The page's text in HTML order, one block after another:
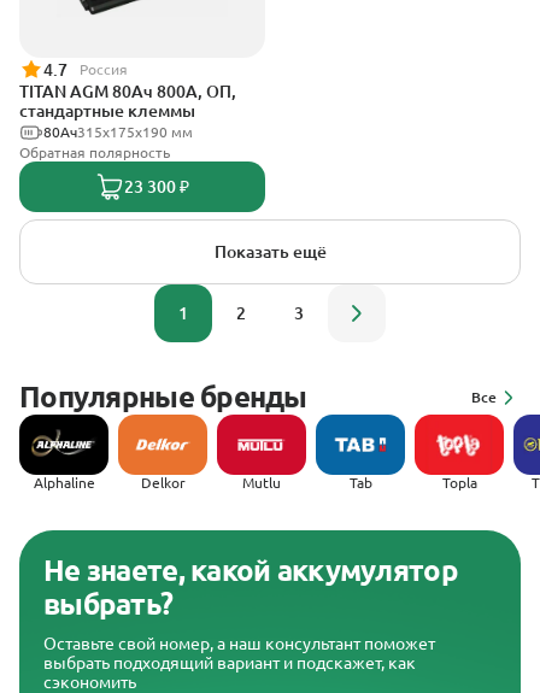
4.7 Россия
TITAN AGM 80Ач 800А, ОП,
стандартные клеммы
315x175x190 мм
80Ач
Обратная полярность
23 300 ₽
Показать ещё
1 2 3
Популярные бренды Все
Alphaline Delkor Mutlu Tab Topla
Не знаете, какой аккумулятор
выбрать?
Оставьте свой номер, а наш консультант поможет
выбрать подходящий вариант и подскажет, как
сэкономить